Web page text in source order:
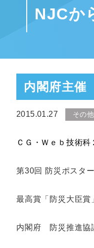
NJCか
内閣府主
2015.01.27 その他
ＣＧ・Ｗｅｂ技術
第30回 防災ポスタ
最高賞「防災大臣賞
内閣府 防災推進協